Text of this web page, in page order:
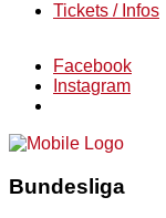
Tickets / Infos
Facebook
Instagram
Bundesliga